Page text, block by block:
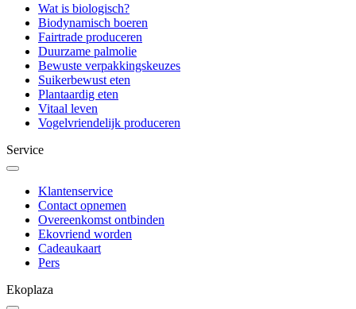
Wat is biologisch?
Biodynamisch boeren
Fairtrade produceren
Duurzame palmolie
Bewuste verpakkingskeuzes
Suikerbewust eten
Plantaardig eten
Vitaal leven
Vogelvriendelijk produceren
Service
Klantenservice
Contact opnemen
Overeenkomst ontbinden
Ekovriend worden
Cadeaukaart
Pers
Ekoplaza